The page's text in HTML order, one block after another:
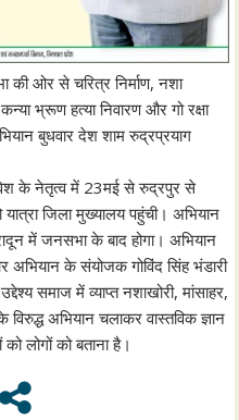
की ओर से चरित्र निर्माण, नशा
भ्रूण हत्या निवारण और गो रक्षा
बुधवार देश शाम रुद्रप्रयाग
के नेतृत्व में 23मई से रुद्रपुर से
जिला मुख्यालय पहुंची। अभियान
में जनसभा के बाद होगा। अभियान
अभियान के संयोजक गोविंद सिंह भंडारी
समाज में व्याप्त नशाखोरी, मांसाहर,
अभियान चलाकर वास्तविक ज्ञान
लोगों को बताना है।